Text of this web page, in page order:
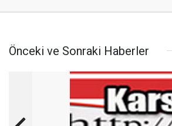
Önceki ve Sonraki Haberler